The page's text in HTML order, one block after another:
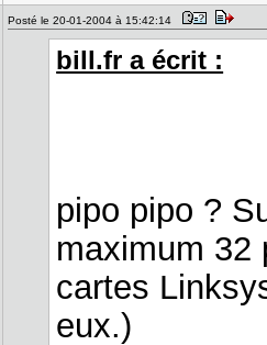
Posté le 20-01-2004 à 15:42:14
bill.fr a écrit :
pipo pipo ?
maximum 32
cartes
eux.)